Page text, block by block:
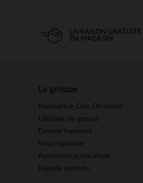
LIVRAISON GRATUITE
EN MAGASIN
Le groupe
Rejoindre le Club Orchestra
L’histoire du groupe
Devenir franchisé
Nous rejoindre
Partenariat puériculture
Rappels produits